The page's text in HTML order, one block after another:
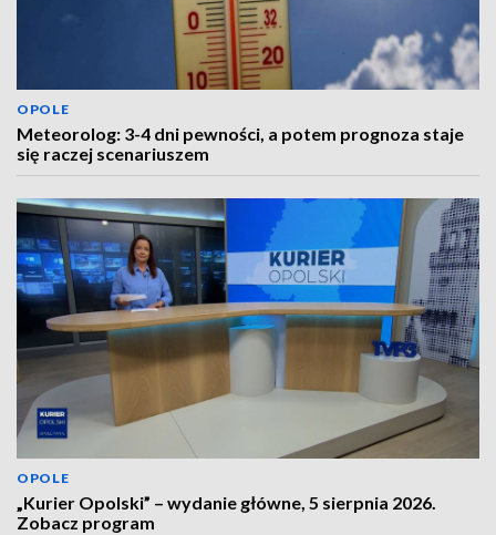
OPOLE
Meteorolog: 3-4 dni pewności, a potem prognoza staje
się raczej scenariuszem
OPOLE
„Kurier Opolski” – wydanie główne, 5 sierpnia 2026.
Zobacz program